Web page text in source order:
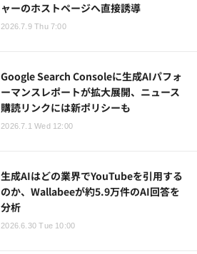
ャーのホストページへ直接誘導
2026.7.9 Thu 7:00
Google Search Consoleに生成AIパフォ
ーマンスレポートが拡大展開、ニュース
購読リンクには新ポリシーも
2026.7.1 Wed 12:00
生成AIはどの業界でYouTubeを引用する
のか、Wallabeeが約5.9万件のAI回答を
分析
2026.6.30 Tue 10:00